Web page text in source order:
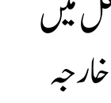
میں